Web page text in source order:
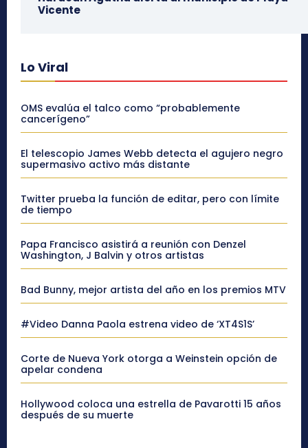
Vicente
Lo Viral
OMS evalúa el talco como “probablemente
cancerígeno”
El telescopio James Webb detecta el agujero negro
supermasivo activo más distante
Twitter prueba la función de editar, pero con límite
de tiempo
Papa Francisco asistirá a reunión con Denzel
Washington, J Balvin y otros artistas
Bad Bunny, mejor artista del año en los premios MTV
#Video Danna Paola estrena video de ‘XT4S1S’
Corte de Nueva York otorga a Weinstein opción de
apelar condena
Hollywood coloca una estrella de Pavarotti 15 años
después de su muerte